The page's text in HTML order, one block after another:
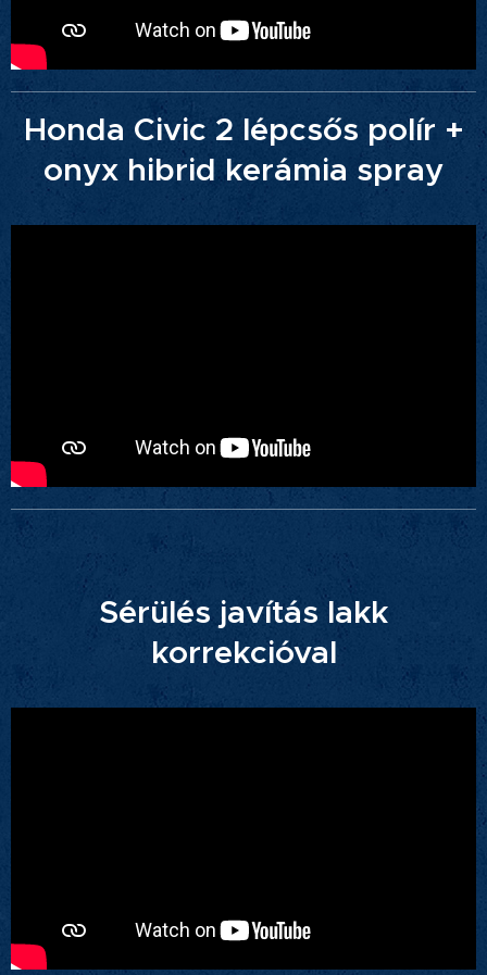
Honda Civic 2 lépcsős polír +
onyx hibrid kerámia spray
Sérülés javítás lakk
korrekcióval